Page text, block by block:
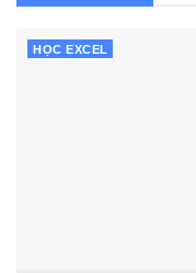
HỌC EXCEL